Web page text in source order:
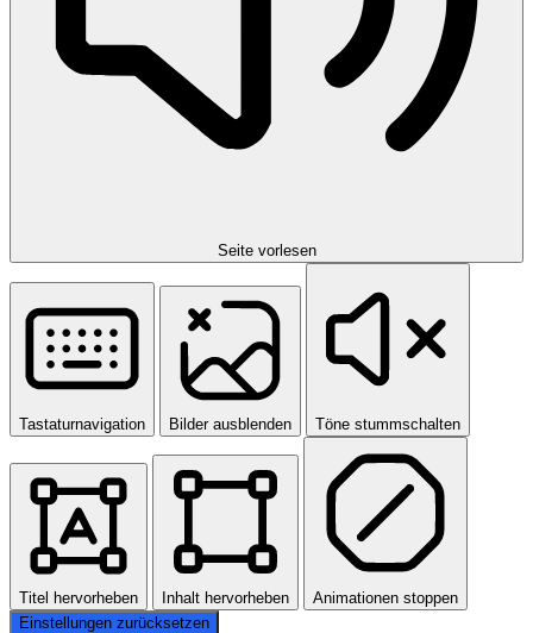
Seite vorlesen
Tastaturnavigation Bilder ausblenden Töne stummschalten
Titel hervorheben Inhalt hervorheben
Animationen stoppen
Einstellungen zurücksetzen